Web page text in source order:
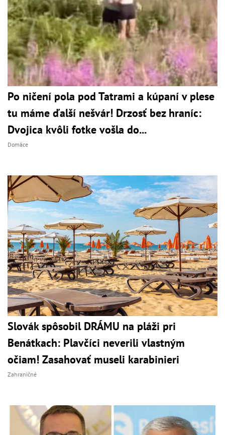
Po ničení pola pod Tatrami a kúpaní v plese
tu máme ďalší nešvár! Drzosť bez hraníc:
Dvojica kvôli fotke vošla do...
Domáce
Slovák spôsobil DRÁMU na pláži pri
Benátkach: Plavčíci neverili vlastným
očiam! Zasahovať museli karabinieri
Zahraničné